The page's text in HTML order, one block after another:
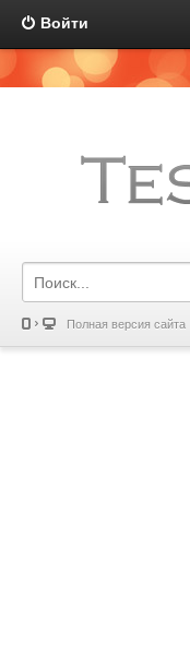
Войти
Полная версия сайта